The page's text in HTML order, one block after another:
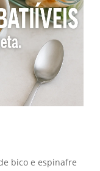
bico e espinafre